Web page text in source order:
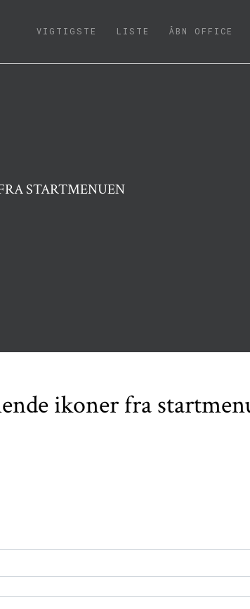
VIGTIGSTE (CURRENT)
LISTE ÅBN OFFICE
STARTMENUEN
ikoner fra